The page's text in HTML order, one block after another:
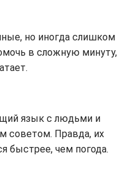
но иногда слишком
в сложную минуту,
язык с людьми и
советом. Правда, их
быстрее, чем погода.